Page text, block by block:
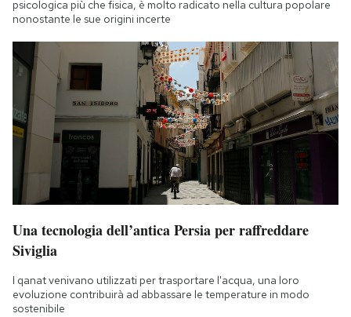
psicologica più che fisica, è molto radicato nella cultura popolare
nonostante le sue origini incerte
Una tecnologia dell’antica Persia per raffreddare
Siviglia
I qanat venivano utilizzati per trasportare l'acqua, una loro
evoluzione contribuirà ad abbassare le temperature in modo
sostenibile